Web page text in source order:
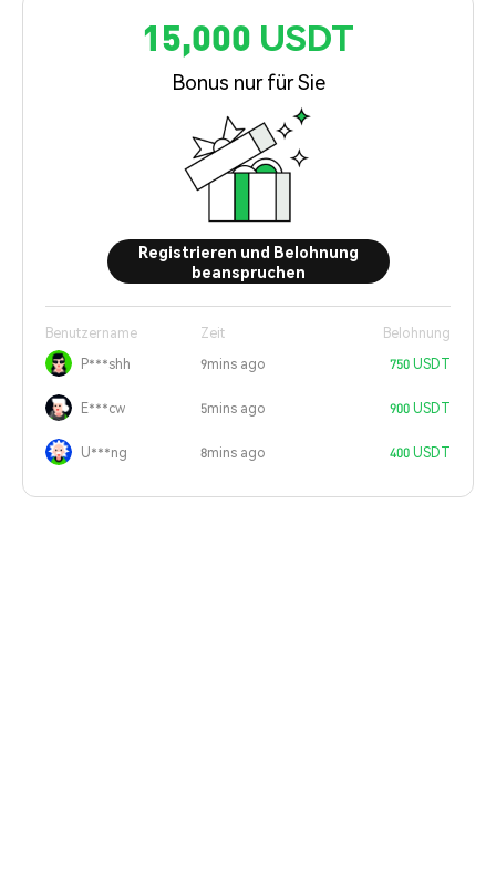
15,000 USDT
Bonus nur für Sie
Registrieren und Belohnung
beanspruchen
Benutzername Zeit
Belohnung
P***shh
9mins ago 750 USDT
E***cw 5mins ago 900 USDT
U***ng 8mins ago 400 USDT